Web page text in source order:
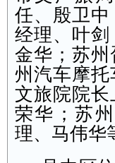
任、殷卫
经理、叶
金华；苏
州汽车摩
文旅院院
荣华；苏
理、马伟华